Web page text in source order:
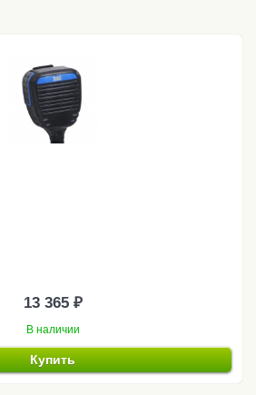
13 365 ₽
В наличии
Купить